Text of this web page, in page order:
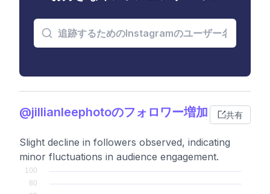
@jillianleephotoのフォロワー増加 共有
Slight decline in followers observed, indicating
minor fluctuations in audience engagement.